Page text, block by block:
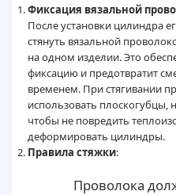
Фиксация вязальной
После установки цилиндра
стянуть вязальной
на одном изделии. Это
фиксацию и предотвратит
временем. При стягивании
использовать плоскогубцы,
чтобы не повредить
деформировать цилиндры.
Правила стяжки:
Проволока